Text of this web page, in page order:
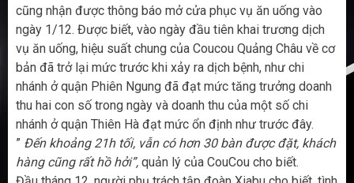
cũng nhận được thông báo mở cửa phục vụ ăn uống vào
ngày 1/12. Được biết, vào ngày đầu tiên khai trương dịch
vụ ăn uống, hiệu suất chung của Coucou Quảng Châu về cơ
bản đã trở lại mức trước khi xảy ra dịch bệnh, như chi
nhánh ở quận Phiên Ngung đã đạt mức tăng trưởng doanh
thu hai con số trong ngày và doanh thu của một số chi
nhánh ở quận Thiên Hà đạt mức ổn định như trước đây.
” Đến khoảng 21h tối, vẫn có hơn 30 bàn được đặt, khách
hàng cũng rất hồ hởi”, quản lý của CouCou cho biết.